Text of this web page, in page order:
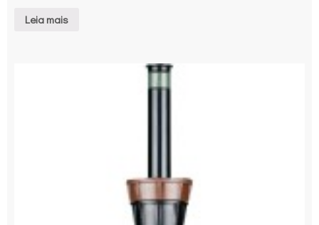
Leia mais